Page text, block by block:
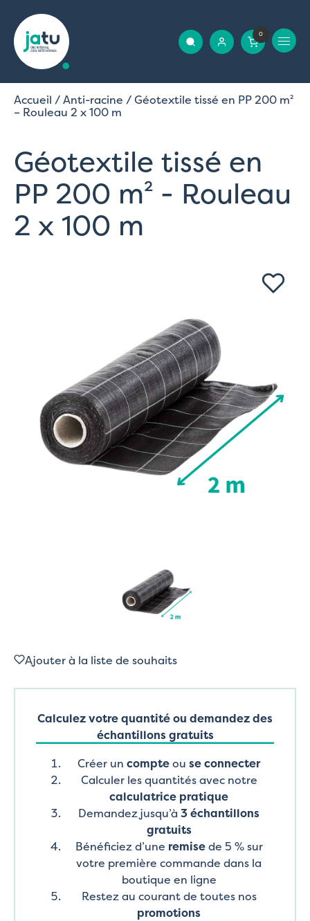
0
Accueil /Anti-racine / Géotextile tissé en PP 200 m²
– Rouleau 2 x 100 m
Géotextile tissé en
PP 200 m² - Rouleau
2 x 100 m
Ajouter à la liste de souhaits
Calculez votre quantité ou demandez des
échantillons gratuits
Créer un compteou se connecter
Calculer les quantités avec notre
calculatrice pratique
Demandez jusqu’à 3 échantillons
gratuits
Bénéficiez d’une remisede 5 % sur
votre première commande dans la
boutique en ligne
Restez au courant de toutes nos
promotions